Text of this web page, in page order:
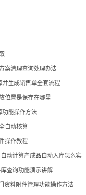
案清理查询处理办法
并生成销售单全套流程
位置是保存在哪里
功能操作方法
自动核算
操作教程
动计算产成品自动入库怎么实
查询功能演示讲解
资料附件管理功能操作方法